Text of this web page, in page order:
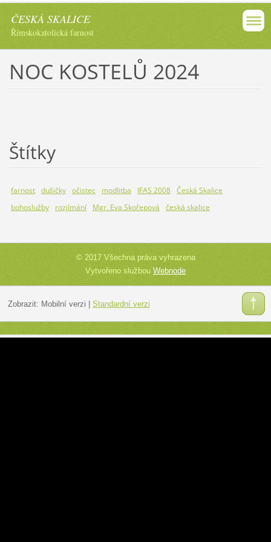
ČESKÁ SKALICE
Římskokatolická farnost
NOC KOSTELŮ 2024
Štítky
farnost dušičky očistec modlitba IFAS 2008 Česká Skalice
bohoslužby
rozjímání Mgr. Eva Skořepová česká skalice
© 2017 Všechna práva vyhrazena
Vytvořeno službouWebnode
Zobrazit: Mobilní verzi Standardní verzi